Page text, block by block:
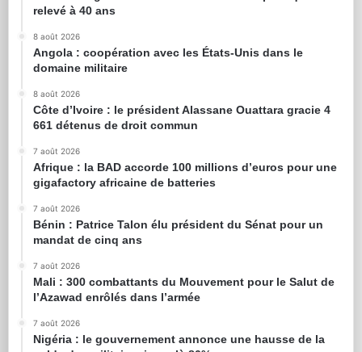
relevé à 40 ans
8 août 2026
Angola : coopération avec les États-Unis dans le
domaine militaire
8 août 2026
Côte d’Ivoire : le président Alassane Ouattara gracie 4
661 détenus de droit commun
7 août 2026
Afrique : la BAD accorde 100 millions d’euros pour une
gigafactory africaine de batteries
7 août 2026
Bénin : Patrice Talon élu président du Sénat pour un
mandat de cinq ans
7 août 2026
Mali : 300 combattants du Mouvement pour le Salut de
l’Azawad enrôlés dans l’armée
7 août 2026
Nigéria : le gouvernement annonce une hausse de la